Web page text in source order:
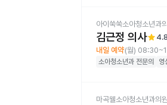
아이쑥쑥소아청소년과
김근정 의사star
내일 예약(월)
소아청소년과 전문의 영
마곡웰소아청소년과의